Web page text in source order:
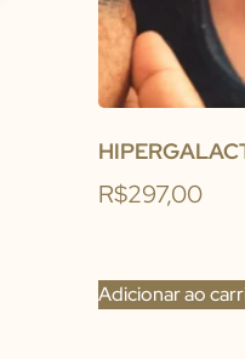
R$297,00
Adicionar ao